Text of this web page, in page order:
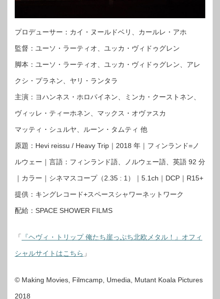
プロデューサー：カイ・ヌールドベリ、カールレ・アホ
監督：ユーソ・ラーティオ、ユッカ・ヴィドゥグレン
脚本：ユーソ・ラーティオ、ユッカ・ヴィドゥグレン、アレ
クシ・プラネン、ヤリ・ランタラ
主演：ヨハンネス・ホロパイネン、ミンカ・クーストネン、
ヴィッレ・ティーホネン、マックス・オヴァスカ
マッティ・シュルヤ、ルーン・タムティ 他
原題：Hevi reissu / Heavy Trip｜2018 年｜フィンランド=ノ
ルウェー｜言語：フィンランド語、ノルウェー語、英語 92 分
｜カラー｜シネマスコープ（2.35 : 1）｜5.1ch｜DCP｜R15+
提供：キングレコード+スペースシャワーネットワーク
配給：SPACE SHOWER FILMS
「 『ヘヴィ・トリップ 俺たち崖っぷち北欧メタル！』オフィ
シャルサイトはこちら 」
© Making Movies, Filmcamp, Umedia, Mutant Koala Pictures
2018